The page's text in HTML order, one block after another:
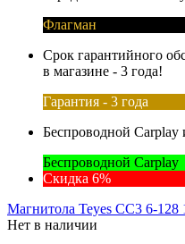
Флагман
Срок гарантийного
в магазине - 3 года!
Гарантия - 3 года
Беспроводной Carplay
Беспроводной Carplay
Скидка 6%
Магнитола Teyes CC3 6-128
Нет в наличии